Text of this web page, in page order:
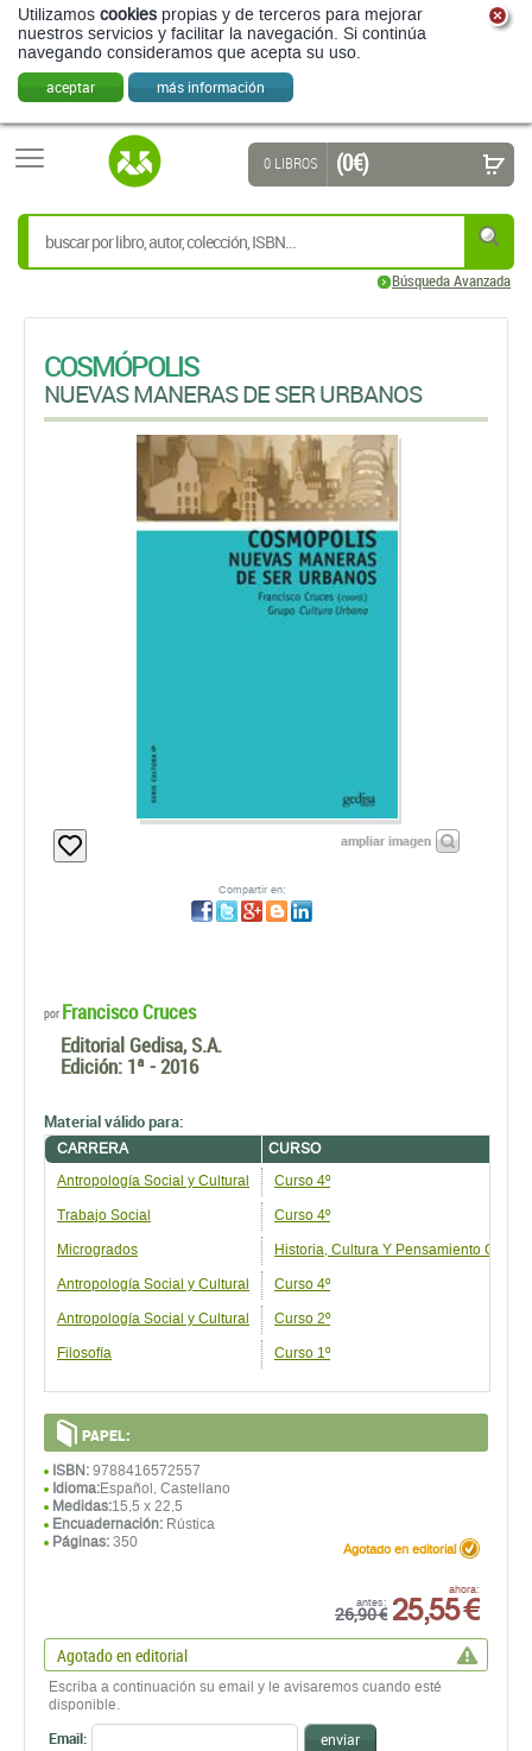
Utilizamos cookies propias y de terceros para mejorar
nuestros servicios y facilitar la navegación. Si continúa
navegando consideramos que acepta su uso.
aceptar más información
Búsqueda Avanzada
0 LIBROS (0 €)
COSMÓPOLIS
NUEVAS MANERAS DE SER URBANOS
ampliar imagen
Compartir en:
por Francisco Cruces
Editorial Gedisa, S.A.
Edición: 1ª - 2016
Material válido para:
CARRERA
CURSO
Antropología Social y Cultural
Curso 4º
Trabajo Social Curso 4º
Microgrados Historia, Cultura Y Pensamiento
Antropología Social y Cultural Curso 4º
Antropología Social y Cultural Curso 2º
Filosofía Curso 1º
PAPEL:
ISBN: 9788416572557
Idioma:Español, Castellano
Medidas:15,5 x 22,5
Encuadernación: Rústica
Páginas: 350
antes:
26,90 €
ahora:
25,55 €
Agotado en editorial
Agotado en editorial
Escriba a continuación su email y le avisaremos cuando esté
disponible.
Email: enviar